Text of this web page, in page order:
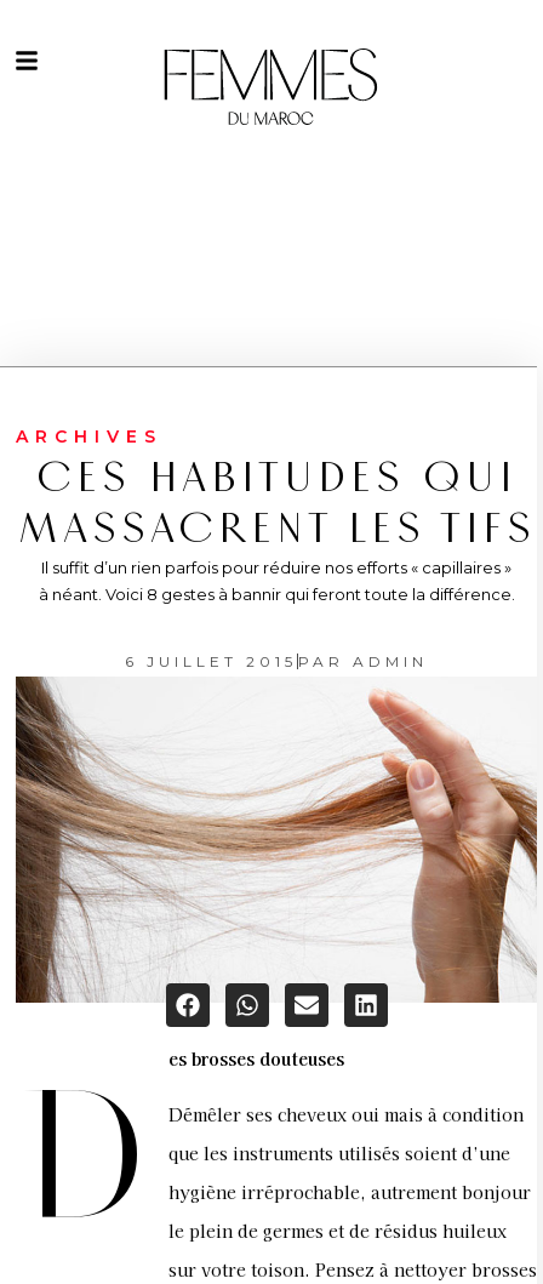
ARCHIVES
CES HABITUDES QUI
MASSACRENT LES TIFS
Il suffit d’un rien parfois pour réduire nos efforts « capillaires »
à néant. Voici 8 gestes à bannir qui feront toute la différence.
6 JUILLET 2015 PAR ADMIN
D es brosses douteuses
Démêler ses cheveux oui mais à condition
que les instruments utilisés soient d’une
hygiène irréprochable, autrement bonjour
le plein de germes et de résidus huileux
sur votre toison. Pensez à nettoyer brosses